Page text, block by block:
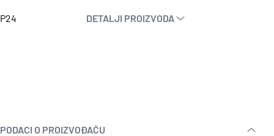
P24 DETALJI PROIZVODA
PODACI O PROIZVOĐAČU